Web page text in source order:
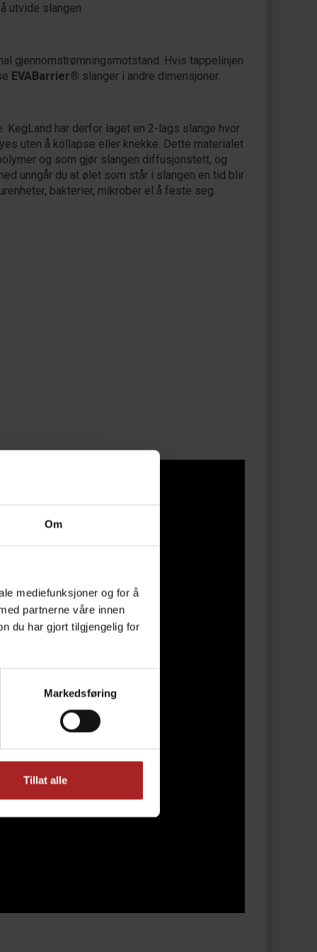
Om
mediefunksjoner og for å
partnerne våre innen
du har gjort tilgjengelig for
Markedsføring
Tillat alle
utvide slangen.
gjennomstrømningsmotstand. Hvis tappelinjen
EVABarrier® slanger i andre dimensjoner.
KegLand har derfor laget en 2-lags slange hvor
uten å kollapse eller knekke. Dette materialet
og som gjør slangen diffusjonstett, og
unngår du at ølet som står i slangen en tid blir
bakterier, mikrober el å feste seg.